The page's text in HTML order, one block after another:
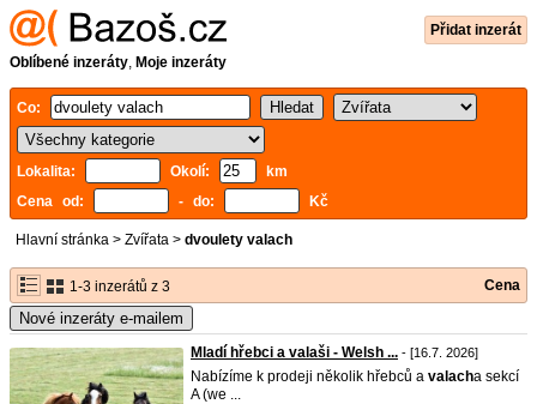
Přidat inzerát
Oblíbené inzeráty, Moje inzeráty
Co:
Lokalita: Okolí:
km
Cena od:
- do: Kč
Hlavní stránka > Zvířata > dvoulety valach
1-3 inzerátů z 3 Cena
Nové inzeráty e-mailem
Mladí hřebci a valaši - Welsh ... - [16.7. 2026]
Nabízíme k prodeji několik hřebců a valacha sekcí
A (we ...